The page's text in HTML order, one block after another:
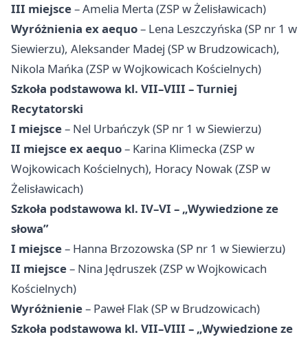
III miejsce– Amelia Merta (ZSP w Żelisławicach)
Wyróżnienia ex aequo– Lena Leszczyńska (SP nr 1 w
Siewierzu), Aleksander Madej (SP w Brudzowicach),
Nikola Mańka (ZSP w Wojkowicach Kościelnych)
Szkoła podstawowa kl. VII–VIII – Turniej
Recytatorski
I miejsce– Nel Urbańczyk (SP nr 1 w Siewierzu)
II miejsce ex aequo– Karina Klimecka (ZSP w
Wojkowicach Kościelnych), Horacy Nowak (ZSP w
Żelisławicach)
Szkoła podstawowa kl. IV–VI – „Wywiedzione ze
słowa”
I miejsce– Hanna Brzozowska (SP nr 1 w Siewierzu)
II miejsce– Nina Jędruszek (ZSP w Wojkowicach
Kościelnych)
Wyróżnienie– Paweł Flak (SP w Brudzowicach)
Szkoła podstawowa kl. VII–VIII – „Wywiedzione ze